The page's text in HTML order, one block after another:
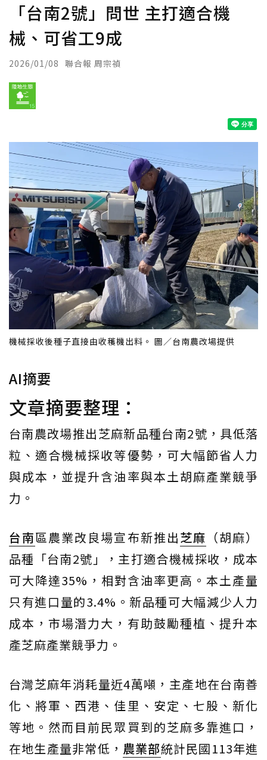
「台南2號」問世 主打適合機
械、可省工9成
2026/01/08 聯合報 周宗禎
機械採收後種子直接由收穫機出料。 圖／台南農改場提供
AI摘要
文章摘要整理：
台南農改場推出芝麻新品種台南2號，具低落
粒、適合機械採收等優勢，可大幅節省人力
與成本，並提升含油率與本土胡麻產業競爭
力。
台南區農業改良場宣布新推出芝麻 （胡麻）
品種「台南2號」，主打適合機械採收，成本
可大降達35%，相對含油率更高。本土產量
只有進口量的3.4%。新品種可大幅減少人力
成本，市場潛力大，有助鼓勵種植、提升本
產芝麻產業競爭力。
台灣芝麻年消耗量近4萬噸，主產地在台南善
化、將軍、西港、佳里、安定、七股、新化
等地。然而目前民眾買到的芝麻多靠進口，
在地生產量非常低， 農業部統計民國113年進